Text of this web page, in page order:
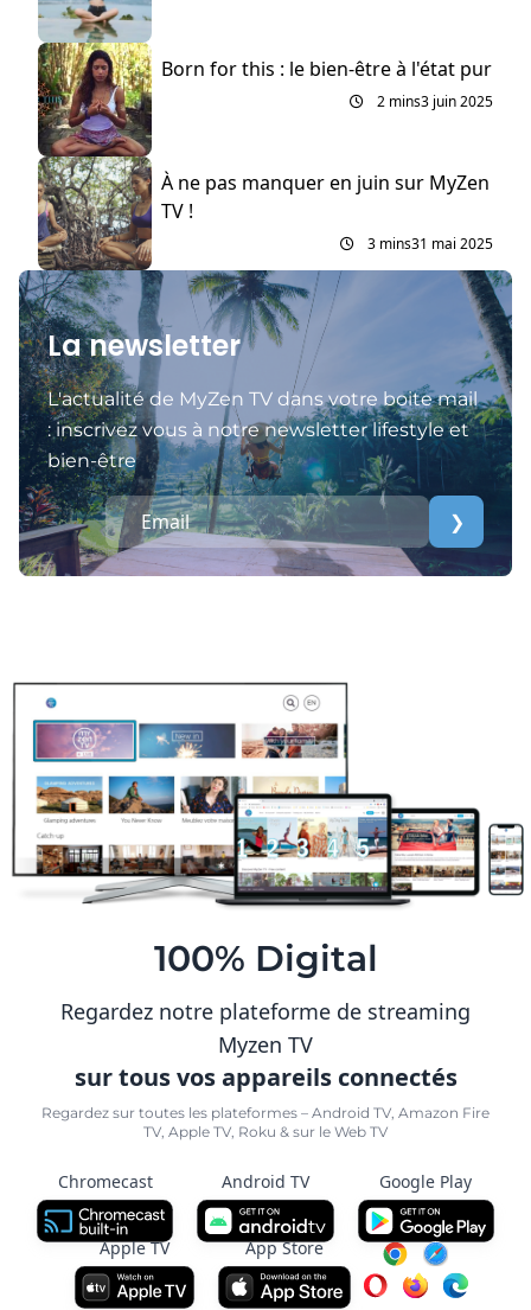
Born for this : le bien-être à l'état pur
2 mins3 juin 2025
À ne pas manquer en juin sur MyZen
TV !
3 mins31 mai 2025
La newsletter
L'actualité de MyZen TV dans votre boite mail
: inscrivez vous à notre newsletter lifestyle et
bien-être
❯
100% Digital
Regardez notre plateforme de streaming
Myzen TV
sur tous vos appareils connectés
Regardez sur toutes les plateformes – Android TV, Amazon Fire
TV, Apple TV, Roku & sur le Web TV
Chromecast Android TV Google Play
Apple TV App Store